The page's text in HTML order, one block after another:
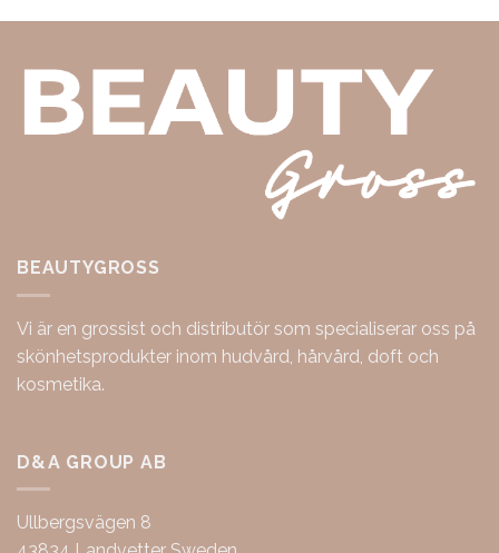
BEAUTYGROSS
Vi är en grossist och distributör som specialiserar oss på
skönhetsprodukter inom hudvård, hårvård, doft och
kosmetika.
D&A GROUP AB
Ullbergsvägen 8